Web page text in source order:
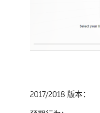
2017/2018 版本：